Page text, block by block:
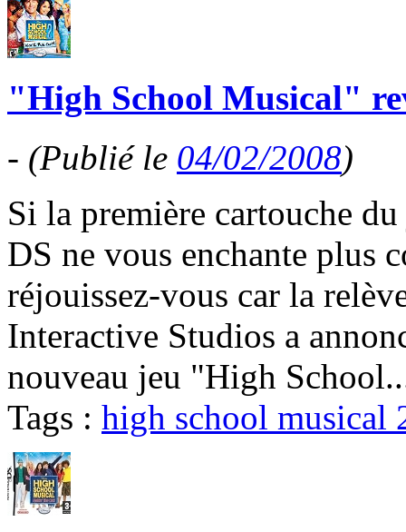
"High School Musical"
- (Publié le 04/02/2008)
Si la première cartouche
DS ne vous enchante plus
réjouissez-vous car la
Interactive Studios a
nouveau jeu "High
Tags : high school musical